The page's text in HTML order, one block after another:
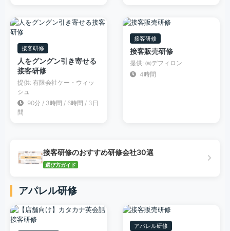
接客研修
人をグングン引き寄せる
接客研修
提供: 有限会社ケー・ウィッ
シュ
90分 / 3時間 / 6時間 / 3日
間
接客研修
接客販売研修
提供: ㈱デフィロン
4時間
接客研修のおすすめ研修会社30選
選び方ガイド
アパレル研修
アパレル研修